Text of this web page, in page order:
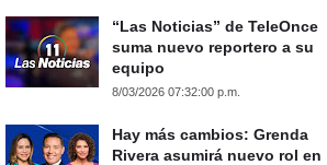
“Las Noticias” de TeleOnce
suma nuevo reportero a su
equipo
8/03/2026 07:32:00 p.m.
Hay más cambios: Grenda
Rivera asumirá nuevo rol en